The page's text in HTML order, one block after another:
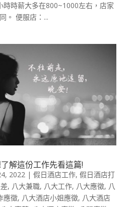
時時薪大多在800~1000左右，店家
。 便服店：...
解這份工作先看這篇!
2022| 假日酒店工作, 假日酒店打
, 八大兼職, 八大工作, 八大應徵, 八
應徵, 八大酒店小姐應徵, 八大酒店